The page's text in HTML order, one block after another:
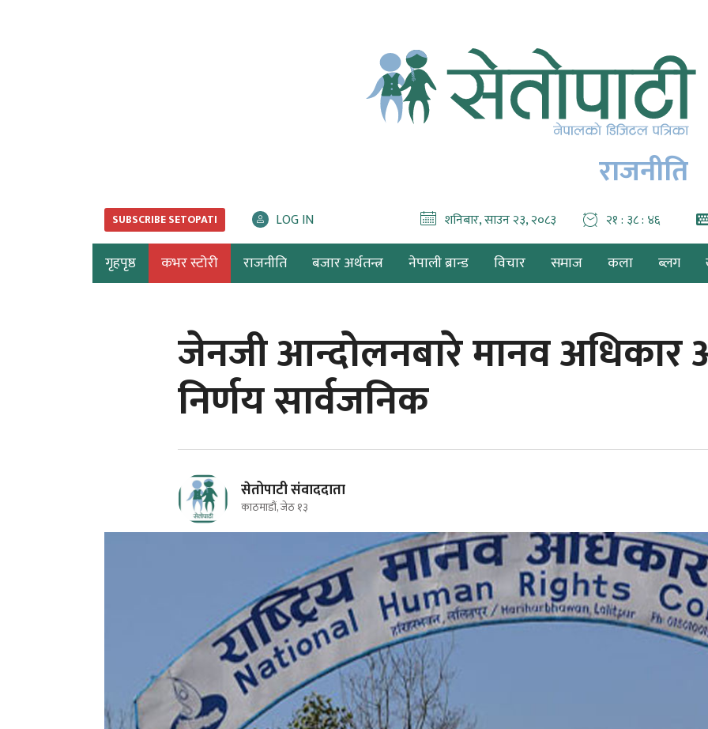
राजनीति
SUBSCRIBE SETOPATI LOG IN शनिबार, साउन २३, २०८३ २१ : ३८ : ४८
गृहपृष्ठ कभर स्टोरी राजनीति बजार अर्थतन्त्र नेपाली ब्रान्ड विचार समाज कला ब्लग
जेनजी आन्दोलनबारे मानव
निर्णय सार्वजनिक
सेतोपाटी संवाददाता
काठमाडौं, जेठ १३